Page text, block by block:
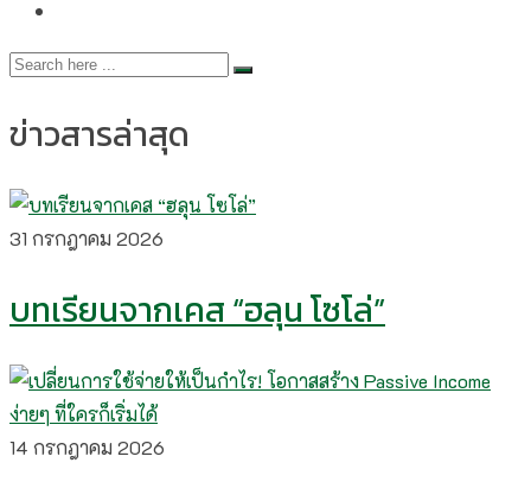
ข่าวสารล่าสุด
31 กรกฎาคม 2026
บทเรียนจากเคส “ฮลุน โซโล่”
14 กรกฎาคม 2026